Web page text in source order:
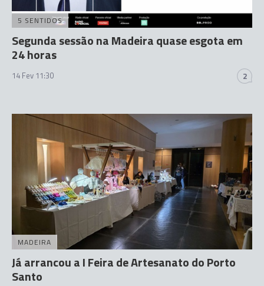
5 SENTIDOS
Segunda sessão na Madeira quase esgota em
24 horas
14 Fev 11:30 2
MADEIRA
Já arrancou a I Feira de Artesanato do Porto
Santo